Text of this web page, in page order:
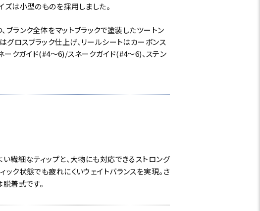
ズは小型のものを採用しました。
ランク全体をマットブラックで塗装したツートン
ロスブラック仕上げ、リールシートはカーボンス
ークガイド(#4～6)/スネークガイド(#4～6)、ステン
繊細なティップと、大物にも対応できるストロング
ク状態でも疲れにくいウェイトバランスを実現。さ
着式です。